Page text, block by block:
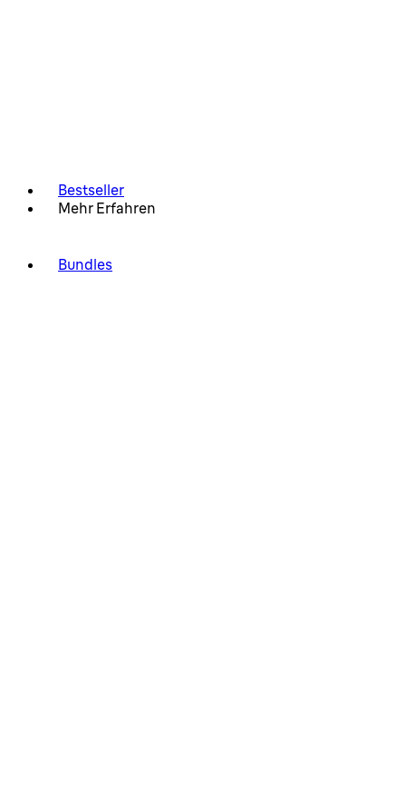
Bestseller
Mehr Erfahren
Bundles